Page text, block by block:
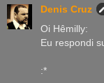
Denis Cruz
Oi Hêmilly:
Eu respondi
:*